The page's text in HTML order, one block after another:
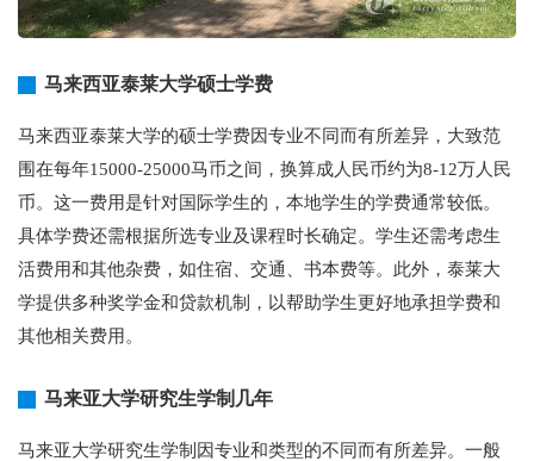
马来西亚泰莱大学硕士学费
马来西亚泰莱大学的硕士学费因专业不同而有所差异，大致范
围在每年15000-25000马币之间，换算成人民币约为8-12万人民
币。这一费用是针对国际学生的，本地学生的学费通常较低。
具体学费还需根据所选专业及课程时长确定。学生还需考虑生
活费用和其他杂费，如住宿、交通、书本费等。此外，泰莱大
学提供多种奖学金和贷款机制，以帮助学生更好地承担学费和
其他相关费用。
马来亚大学研究生学制几年
马来亚大学研究生学制因专业和类型的不同而有所差异。一般